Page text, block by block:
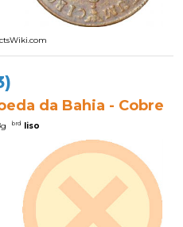
da Bahia - Cobre
g brd liso